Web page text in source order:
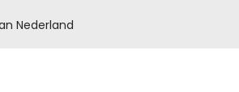
Nederland